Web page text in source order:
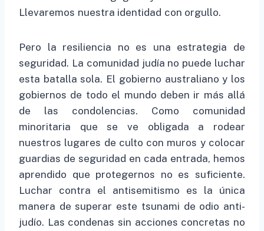
Llevaremos nuestra identidad con orgullo.
Pero la resiliencia no es una estrategia de
seguridad. La comunidad judía no puede luchar
esta batalla sola. El gobierno australiano y los
gobiernos de todo el mundo deben ir más allá
de las condolencias. Como comunidad
minoritaria que se ve obligada a rodear
nuestros lugares de culto con muros y colocar
guardias de seguridad en cada entrada, hemos
aprendido que protegernos no es suficiente.
Luchar contra el antisemitismo es la única
manera de superar este tsunami de odio anti-
judío. Las condenas sin acciones concretas no